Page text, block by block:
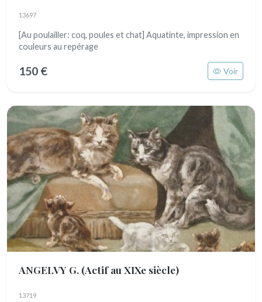
13697
[Au poulailler: coq, poules et chat] Aquatinte, impression en
couleurs au repérage
150 € Voir
ANGELVY G. (Actif au XIXe siècle)
13719